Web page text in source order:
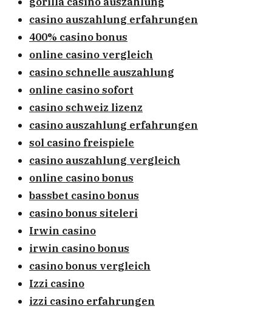
casino auszahlung erfahrungen
400% casino bonus
online casino vergleich
casino schnelle auszahlung
online casino sofort
casino schweiz lizenz
casino auszahlung erfahrungen
sol casino freispiele
casino auszahlung vergleich
online casino bonus
bassbet casino bonus
casino bonus siteleri
Irwin casino
irwin casino bonus
casino bonus vergleich
Izzi casino
izzi casino erfahrungen